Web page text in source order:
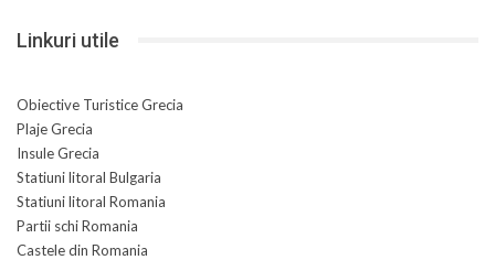
Linkuri utile
Obiective Turistice Grecia
Plaje Grecia
Insule Grecia
Statiuni litoral Bulgaria
Statiuni litoral Romania
Partii schi Romania
Castele din Romania